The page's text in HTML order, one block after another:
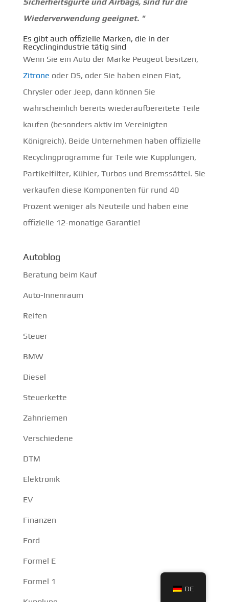
Wiederverwendung geeignet. "
Es gibt auch offizielle Marken, die in der
Recyclingindustrie tätig sind
Wenn Sie ein Auto der Marke Peugeot besitzen,
Zitrone oder DS, oder Sie haben einen Fiat,
Chrysler oder Jeep, dann können Sie
wahrscheinlich bereits wiederaufbereitete Teile
kaufen (besonders aktiv im Vereinigten
Königreich). Beide Unternehmen haben offizielle
Recyclingprogramme für Teile wie Kupplungen,
Partikelfilter, Kühler, Turbos und Bremssättel. Sie
verkaufen diese Komponenten für rund 40
Prozent weniger als Neuteile und haben eine
offizielle 12-monatige Garantie!
Autoblog
Beratung beim Kauf
Auto-Innenraum
Reifen
Steuer
BMW
Diesel
Steuerkette
Zahnriemen
Verschiedene
DTM
Elektronik
EV
Finanzen
Ford
Formel E
Formel 1
DE